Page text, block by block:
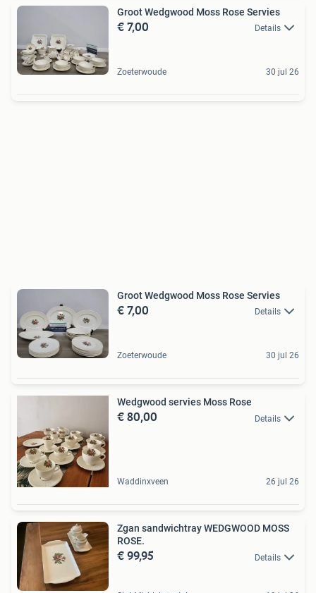
Groot Wedgwood Moss Rose Servies
€ 7,00 Details
Zoeterwoude 30 jul 26
Groot Wedgwood Moss Rose Servies
€ 7,00 Details
Zoeterwoude 30 jul 26
Wedgwood servies Moss Rose
€ 80,00 Details
Waddinxveen 26 jul 26
Zgan sandwichtray WEDGWOOD MOSS
ROSE.
€ 99,95 Details